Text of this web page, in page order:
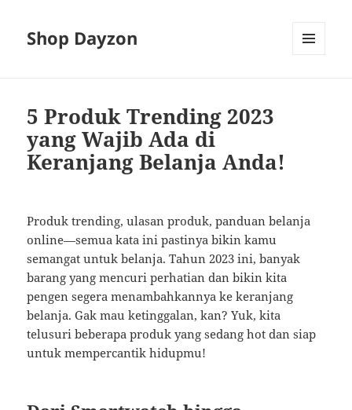
Shop Dayzon
5 Produk Trending 2023
yang Wajib Ada di
Keranjang Belanja Anda!
Produk trending, ulasan produk, panduan belanja
online—semua kata ini pastinya bikin kamu
semangat untuk belanja. Tahun 2023 ini, banyak
barang yang mencuri perhatian dan bikin kita
pengen segera menambahkannya ke keranjang
belanja. Gak mau ketinggalan, kan? Yuk, kita
telusuri beberapa produk yang sedang hot dan siap
untuk mempercantik hidupmu!